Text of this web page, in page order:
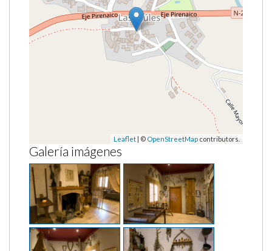
Leaflet | © OpenStreetMap contributors.
Galería imágenes